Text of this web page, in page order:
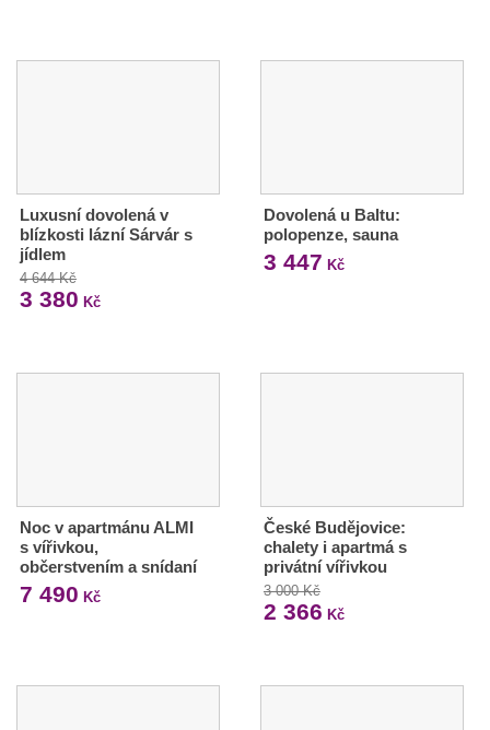
Luxusní dovolená v
blízkosti lázní Sárvár s
jídlem
4 644 Kč
3 380 Kč
Dovolená u Baltu:
polopenze, sauna
3 447 Kč
Noc v apartmánu ALMI
s vířivkou,
občerstvením a snídaní
7 490 Kč
České Budějovice:
chalety i apartmá s
privátní vířivkou
3 000 Kč
2 366 Kč